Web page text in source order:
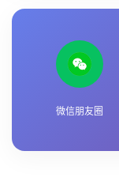
微信朋友圈